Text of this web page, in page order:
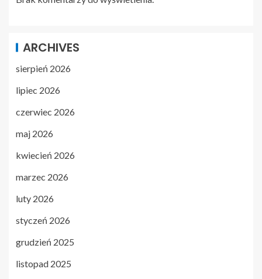
ARCHIVES
sierpień 2026
lipiec 2026
czerwiec 2026
maj 2026
kwiecień 2026
marzec 2026
luty 2026
styczeń 2026
grudzień 2025
listopad 2025